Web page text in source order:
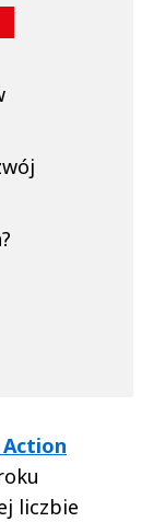
liczbie